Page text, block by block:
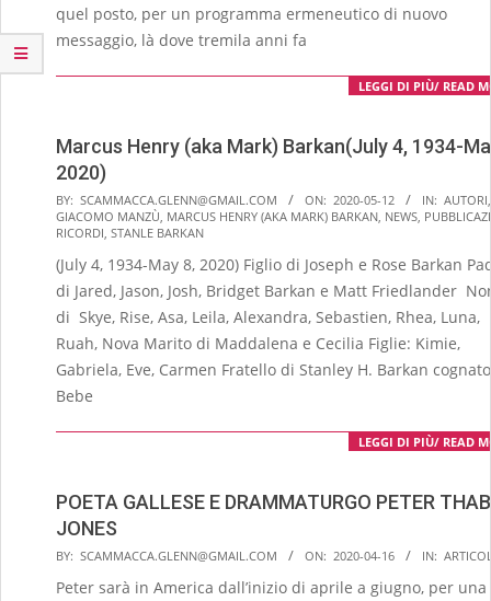
quel posto, per un programma ermeneutico di nuovo
messaggio, là dove tremila anni fa
LEGGI DI PIÙ/ READ
Marcus Henry (aka Mark) Barkan(July 4, 1934-
2020)
2020-
05-
BY: SCAMMACCA.GLENN@GMAIL.COM ON: 2020-05-12 IN: AUTORI
GIACOMO MANZÙ MARCUS HENRY (AKA MARK) BARKAN NEWS
RICORDI STANLE BARKAN
(July 4, 1934-May 8, 2020) Figlio di Joseph e Rose Barkan
di Jared, Jason, Josh, Bridget Barkan e Matt Friedlander
di Skye, Rise, Asa, Leila, Alexandra, Sebastien, Rhea, Luna,
Ruah, Nova Marito di Maddalena e Cecilia Figlie: Kimie,
Gabriela, Eve, Carmen Fratello di Stanley H. Barkan
Bebe
LEGGI DI PIÙ/ READ
POETA GALLESE E DRAMMATURGO PETER
JONES
2020-
04-
BY: SCAMMACCA.GLENN@GMAIL.COM ON: 2020-04-16 IN:
Peter sarà in America dall’inizio di aprile a giugno, per una